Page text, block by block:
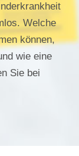
Welche
können,
wie eine
Sie bei